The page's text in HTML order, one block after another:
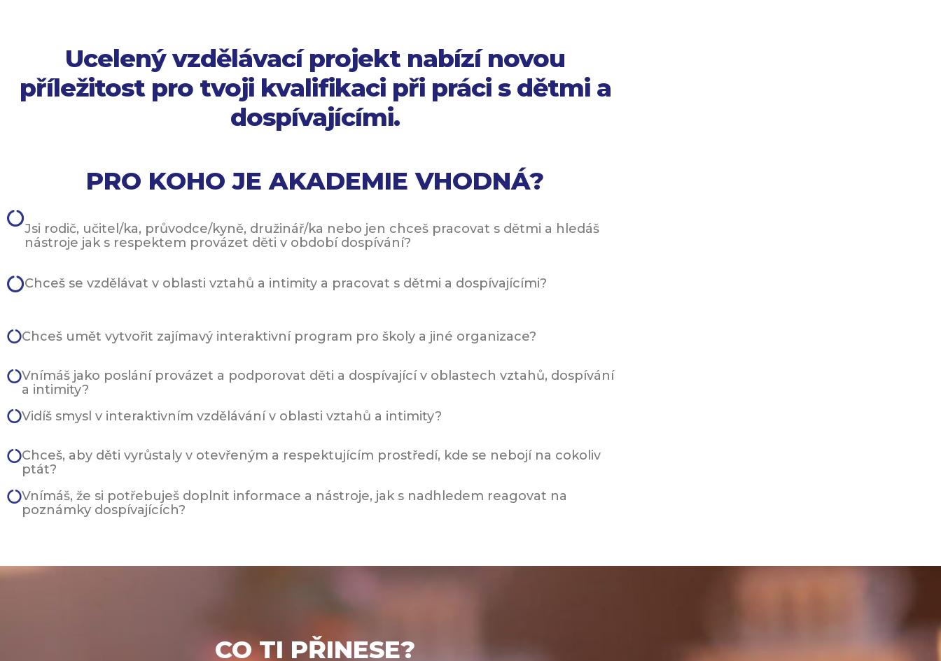
Ucelený vzdělávací projekt nabízí novou
příležitost pro tvoji kvalifikaci při práci s dětmi a
dospívajícími.
PRO KOHO JE AKADEMIE VHODNÁ?
Jsi rodič, učitel/ka, průvodce/kyně, družinář/ka nebo jen chceš pracovat s dětmi a hledáš
nástroje jak s respektem provázet děti v období dospívání?
Chceš se vzdělávat v oblasti vztahů a intimity a pracovat s dětmi a dospívajícími?
Chceš umět vytvořit zajímavý interaktivní program pro školy a jiné organizace?
Vnímáš jako poslání provázet a podporovat děti a dospívající v oblastech vztahů, dospívání
a intimity?
Vidíš smysl v interaktivním vzdělávání v oblasti vztahů a intimity?
Chceš, aby děti vyrůstaly v otevřeným a respektujícím prostředí, kde se nebojí na cokoliv
ptát?
Vnímáš, že si potřebuješ doplnit informace a nástroje, jak s nadhledem reagovat na
poznámky dospívajících?
CO TI PŘINESE?